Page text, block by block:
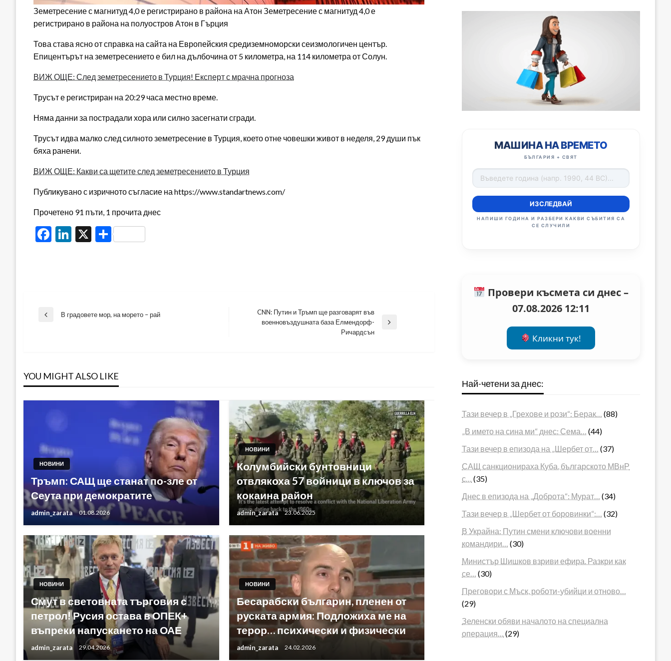
Земетресение с магнитуд 4,0 е регистрирано в района на Атон Земетресение с магнитуд 4,0 е
регистрирано в района на полуостров Атон в Гърция
Това става ясно от справка на сайта на Европейския средиземноморски сеизмологичен център.
Епицентърът на земетресението е бил на дълбочина от 5 километра, на 114 километра от Солун.
ВИЖ ОЩЕ: След земетресението в Турция! Експерт с мрачна прогноза
Трусът е регистриран на 20:29 часа местно време.
Няма данни за пострадали хора или силно засегнати сгради.
Трусът идва малко след силното земетресение в Турция, което отне човешки живот в неделя, 29 души пък
бяха ранени.
ВИЖ ОЩЕ: Какви са щетите след земетресението в Турция
Публикувано с изричното съгласие на https://www.standartnews.com/
Прочетено 91 пъти, 1 прочита днес
Facebook
LinkedIn
X Share
Навигация
Previous
В градовете мор, на морето – рай
CNN: Путин и Тръмп ще разговарят във
военновъздушната база Елмендорф-
Ричардсън
YOU MIGHT ALSO LIKE
НОВИНИ
Тръмп: САЩ ще станат по-зле от
Сеута при демократите
admin_zarata 01.08.2026
НОВИНИ
Колумбийски бунтовници
отвлякоха 57 войници в ключов за
кокаина район
admin_zarata 23.06.2025
НОВИНИ
Смут в световната търговия с
петрол! Русия остава в ОПЕК+
въпреки напускането на ОАЕ
admin_zarata 29.04.2026
НОВИНИ
Бесарабски българин, пленен от
руската армия: Подложиха ме на
терор… психически и физически
admin_zarata 24.02.2026
МАШИНА НА ВРЕМЕТО
БЪЛГАРИЯ + СВЯТ
ИЗСЛЕДВАЙ
НАПИШИ ГОДИНА И РАЗБЕРИ КАКВИ СЪБИТИЯ СА
СЕ СЛУЧИЛИ
Провери късмета си днес –
07.08.2026 12:11
Кликни тук!
Най-четени за днес:
Тази вечер в „Грехове и рози“: Берак…
(88)
„В името на сина ми“ днес: Сема…
(44)
Тази вечер в епизода на „Шербет от…
(37)
САЩ санкционираха Куба, българското МВнР
с…
(35)
Днес в епизода на „Доброта“: Мурат…
(34)
Тази вечер в „Шербет от боровинки“:…
(32)
В Украйна: Путин смени ключови военни
командири…
(30)
Министър Шишков взриви ефира. Разкри как
се…
(30)
Преговори с Мъск, роботи-убийци и отново…
(29)
Зеленски обяви началото на специална
операция…
(29)